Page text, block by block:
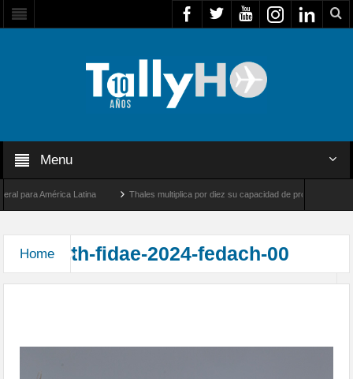
Menu
para América Latina Thales multiplica por diez su capacidad de producción de
Home th-fidae-2024-fedach-00